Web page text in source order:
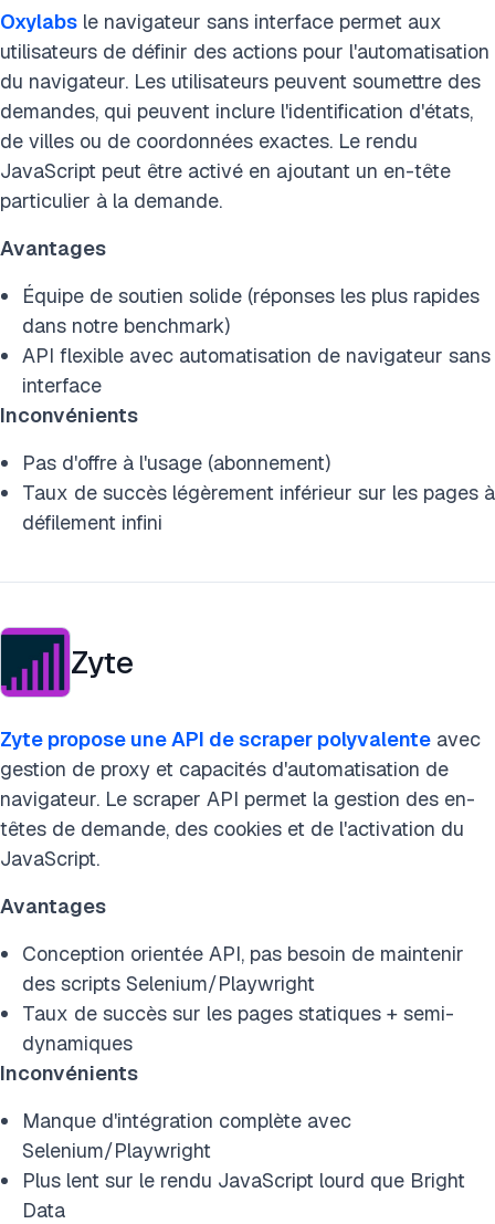
Oxylabs le navigateur sans interface permet aux
utilisateurs de définir des actions pour l'automatisation
du navigateur. Les utilisateurs peuvent soumettre des
demandes, qui peuvent inclure l'identification d'états,
de villes ou de coordonnées exactes. Le rendu
JavaScript peut être activé en ajoutant un en-tête
particulier à la demande.
Avantages
Équipe de soutien solide (réponses les plus rapides
dans notre benchmark)
API flexible avec automatisation de navigateur sans
interface
Inconvénients
Pas d'offre à l'usage (abonnement)
Taux de succès légèrement inférieur sur les pages à
défilement infini
Zyte
Zyte propose une API de scraper polyvalente avec
gestion de proxy et capacités d'automatisation de
navigateur. Le scraper API permet la gestion des en-
têtes de demande, des cookies et de l'activation du
JavaScript.
Avantages
Conception orientée API, pas besoin de maintenir
des scripts Selenium/Playwright
Taux de succès sur les pages statiques + semi-
dynamiques
Inconvénients
Manque d'intégration complète avec
Selenium/Playwright
Plus lent sur le rendu JavaScript lourd que Bright
Data